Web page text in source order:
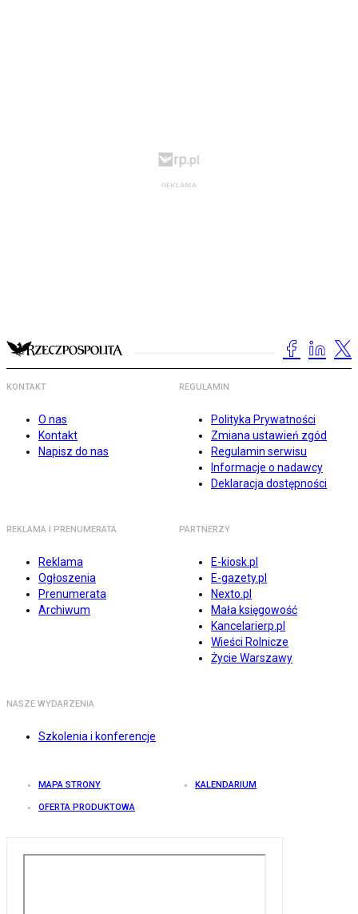
KONTAKT
O nas
Kontakt
Napisz do nas
REGULAMIN
Polityka Prywatności
Zmiana ustawień zgód
Regulamin serwisu
Informacje o nadawcy
Deklaracja dostępności
REKLAMA I PRENUMERATA
Reklama
Ogłoszenia
Prenumerata
Archiwum
PARTNERZY
E-kiosk.pl
E-gazety.pl
Nexto.pl
Mała księgowość
Kancelarierp.pl
Wieści Rolnicze
Życie Warszawy
NASZE WYDARZENIA
Szkolenia i konferencje
MAPA STRONY KALENDARIUM
OFERTA PRODUKTOWA